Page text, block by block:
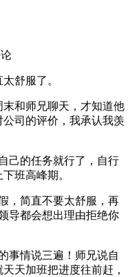
舒服了。
和师兄聊天，才知道他
司的评价，我承认我羡
己的任务就行了，自行
班高峰期。
，简直不要太舒服，再
导都会想出理由拒绝你
事情说三遍！师兄说自
天加班把进度往前赶，